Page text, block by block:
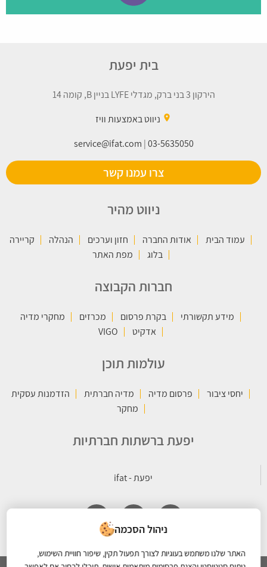
בית יפעת
הירקון 3 בני ברק, מגדלי LYFE בניין B, קומה 14
place ניווט באמצעות וויז
service@ifat.com |03-5635050
צרו עמנו קשר
ניווט מהיר
עמוד הבית אודות החברה חזון וערכים הנהלה
קריירה
בלוג
מפת האתר
חברות הקבוצה
מידע תקשורתי בקרת פרסום מכרזים
מחקרי מדיה
אדקיט
VIGO
עולמות תוכן
יחסי ציבור פרסום מדיה מדיה חברתית
הזדמנות עסקית
מחקר
יפעת ברשתות חברתיות
ניהול הסכמה
האתר שלנו משתמש בעוגיות לצורך תפעול תקין, שיפור חוויית השימוש,